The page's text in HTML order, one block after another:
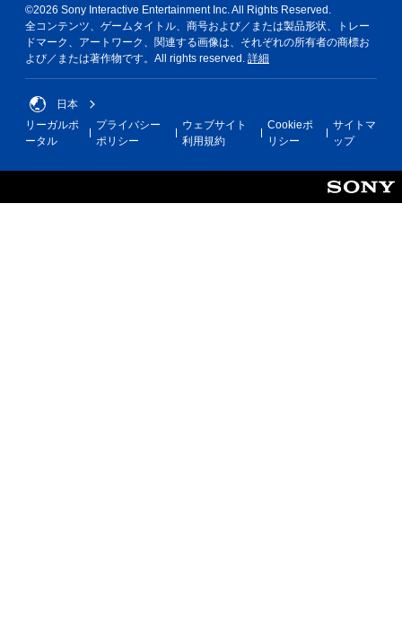
©2026 Sony Interactive Entertainment Inc. All Rights Reserved.
全コンテンツ、ゲームタイトル、商号および／または製品形状、トレー
ドマーク、アートワーク、関連する画像は、それぞれの所有者の商標お
よび／または著作物です。All rights reserved. 詳細
日本
リーガルポ
ータル
プライバシー
ポリシー
ウェブサイト
利用規約
Cookieポ
リシー
サイトマ
ップ